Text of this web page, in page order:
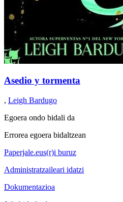
Asedio y tormenta
, Leigh Bardugo
Egoera ondo bidali da
Errorea egoera bidaltzean
Paperjale.eus(r)i buruz
Administratzaileari idatzi
Dokumentazioa